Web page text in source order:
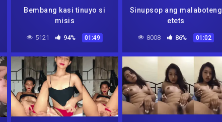
Bembang kasi tinuyo si
misis
5121 94% 01:49
Sinupsop ang malaboteng
etets
8008 86% 01:02